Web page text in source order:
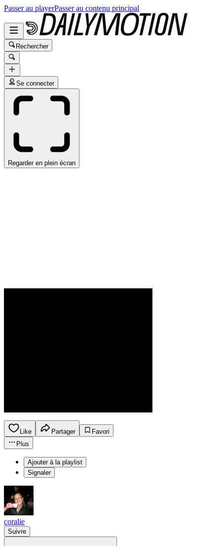
Passer au playerPasser au contenu principal
Rechercher
Se connecter
Regarder en plein écran
Like Partager
Favori
Plus
Ajouter à la playlist
Signaler
coralie
Suivre